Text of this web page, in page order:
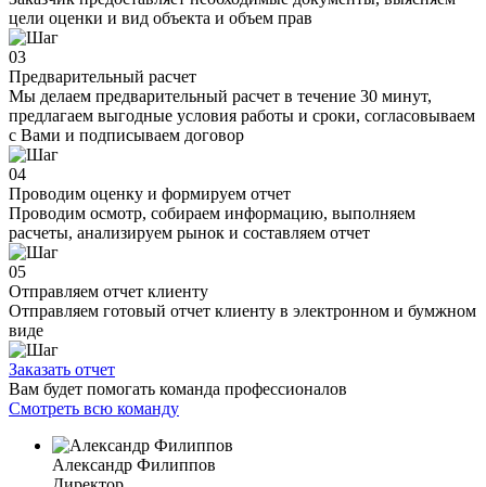
цели оценки и вид объекта и объем прав
03
Предварительный расчет
Мы делаем предварительный расчет в течение 30 минут,
предлагаем выгодные условия работы и сроки, согласовываем
с Вами и подписываем договор
04
Проводим оценку и формируем отчет
Проводим осмотр, собираем информацию, выполняем
расчеты, анализируем рынок и составляем отчет
05
Отправляем отчет клиенту
Отправляем готовый отчет клиенту в электронном и бумжном
виде
Заказать отчет
Вам будет помогать команда профессионалов
Смотреть всю команду
Александр Филиппов